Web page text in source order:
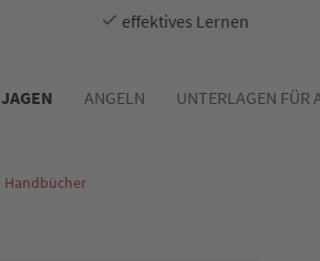
effektives Lernen
JAGEN ANGELN UNTERLAGEN FÜR
Handbücher